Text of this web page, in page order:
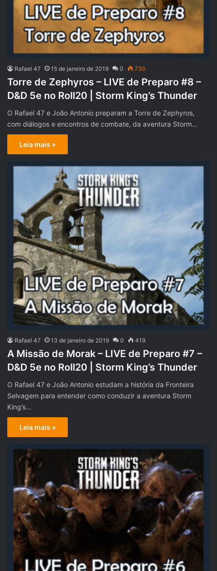
Rafael 47 15 de janeiro de 2019 0 730
Torre de Zephyros – LIVE de Preparo #8 –
D&D 5e no Roll20 | Storm King’s Thunder
O Rafael 47 e João Antonio preparam a Torre de Zephyros,
com diálogos e encontros de combate, da aventura Storm…
Leia mais »
Rafael 47 13 de janeiro de 2019 0 419
A Missão de Morak – LIVE de Preparo #7 –
D&D 5e no Roll20 | Storm King’s Thunder
O Rafael 47 e João Antonio estudam a história da Fronteira
Selvagem para entender como conduzir a aventura Storm
King’s…
Leia mais »